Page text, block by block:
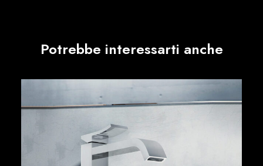
Potrebbe interessarti anche